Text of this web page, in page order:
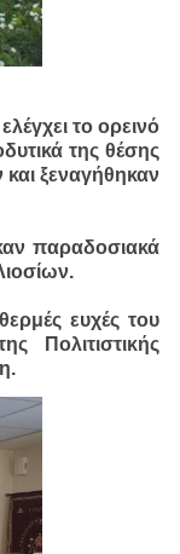
το ορεινό
της θέσης
ξεναγήθηκαν
παραδοσιακά
ευχές του
Πολιτιστικής